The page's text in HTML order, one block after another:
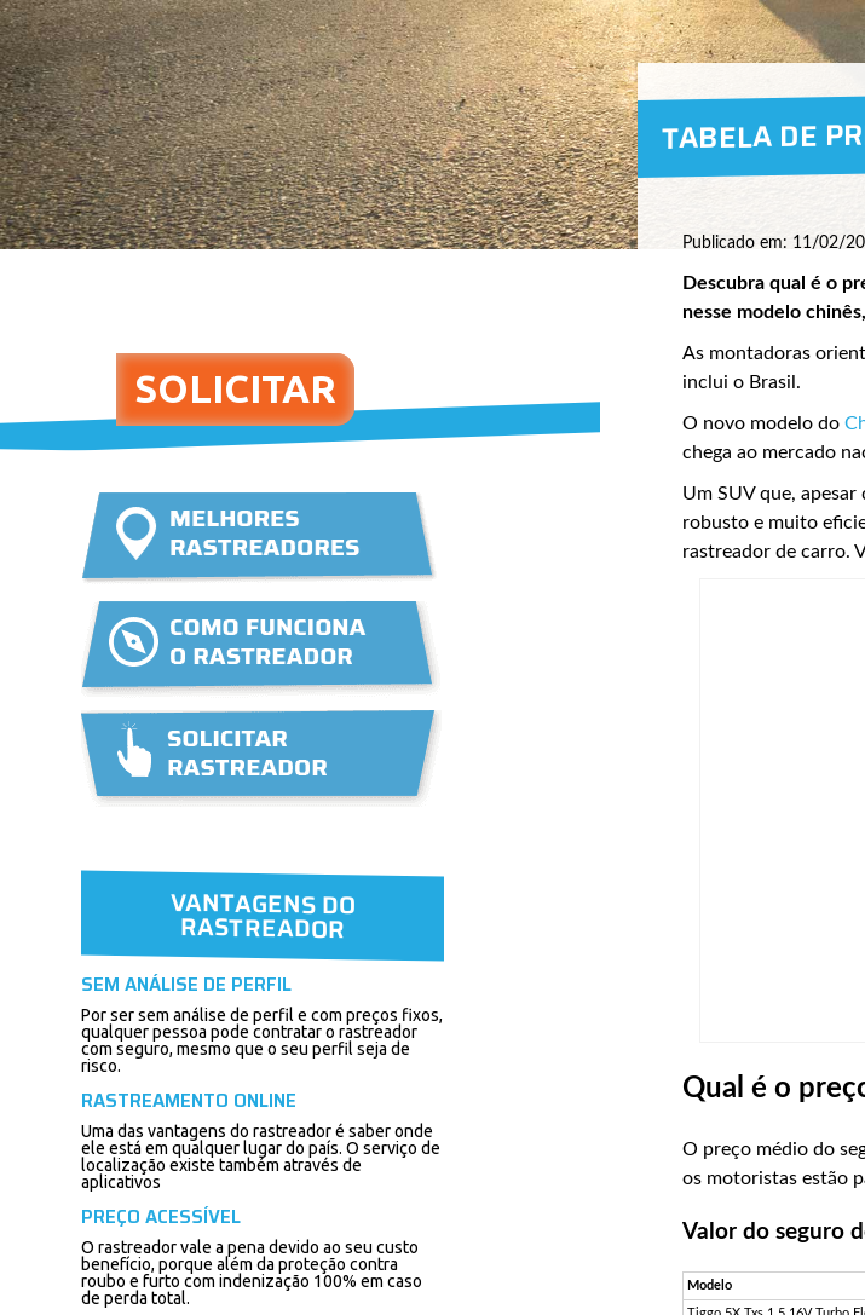
TABELA DE
Publicado em: 11/02/
Descubra qual é o
nesse modelo
As montadoras
inclui o Brasil.
O novo modelo do
chega ao mercado
Um SUV que,
robusto e muito
rastreador de carro.
Qual é o
O preço médio do
os motoristas estão
Valor do seguro
Modelo
VANTAGENS DO
RASTREADOR
SEM ANÁLISE DE PERFIL
Por ser sem análise de perfil e com preços fixos,
qualquer pessoa pode contratar o rastreador
com seguro, mesmo que o seu perfil seja de
risco.
RASTREAMENTO ONLINE
Uma das vantagens do rastreador é saber onde
ele está em qualquer lugar do país. O serviço de
localização existe também através de
aplicativos
PREÇO ACESSÍVEL
O rastreador vale a pena devido ao seu custo
benefício, porque além da proteção contra
roubo e furto com indenização 100% em caso
de perda total.